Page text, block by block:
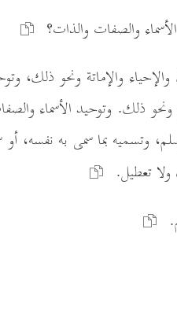
والإحياء والإماتة ونحو ذلك،
ونحو ذلك. وتوحيد الأسماء
وتسميه بما سمى به نفسه، أو
تعطيل.